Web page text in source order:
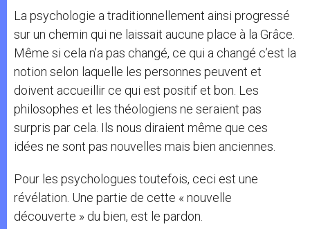
La psychologie a traditionnellement ainsi progressé
sur un chemin qui ne laissait aucune place à la Grâce.
Même si cela n’a pas changé, ce qui a changé c’est la
notion selon laquelle les personnes peuvent et
doivent accueillir ce qui est positif et bon. Les
philosophes et les théologiens ne seraient pas
surpris par cela. Ils nous diraient même que ces
idées ne sont pas nouvelles mais bien anciennes.
Pour les psychologues toutefois, ceci est une
révélation. Une partie de cette « nouvelle
découverte » du bien, est le pardon.